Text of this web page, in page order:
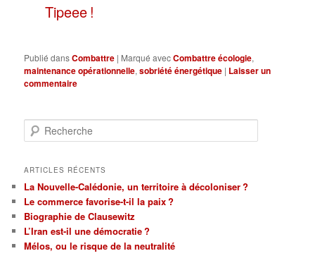
Tipeee !
Publié dansCombattre | Marqué avecCombattre écologie,
maintenance opérationnelle,sobriété énergétique | Laisser un
commentaire
e
h
r
c
h
e
ARTICLES RÉCENTS
La Nouvelle-Calédonie, un territoire à décoloniser ?
Le commerce favorise-t-il la paix ?
Biographie de Clausewitz
L’Iran est-il une démocratie ?
Mélos, ou le risque de la neutralité